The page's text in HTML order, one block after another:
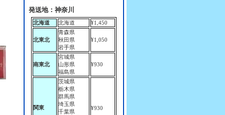
発送地：神奈川
北海道 北海道 ¥1,450
北東北
青森県
秋田県
岩手県
¥1,050
南東北
宮城県
山形県
福島県
¥930
関東
茨城県
栃木県
群馬県
埼玉県
千葉県
¥930